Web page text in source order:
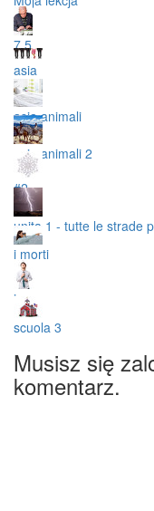
7.5.
asia
asia animali
asia animali 2
#2
unita 1 - tutte le strade
i morti
inne
scuola 3
Musisz się
komentarz.